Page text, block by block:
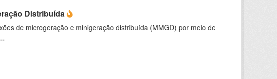
Distribuída
de microgeração e minigeração distribuída (MMGD) por meio de